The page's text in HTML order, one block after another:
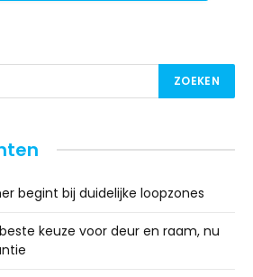
begint bij duidelijke loopzones
keuze voor deur en raam, nu